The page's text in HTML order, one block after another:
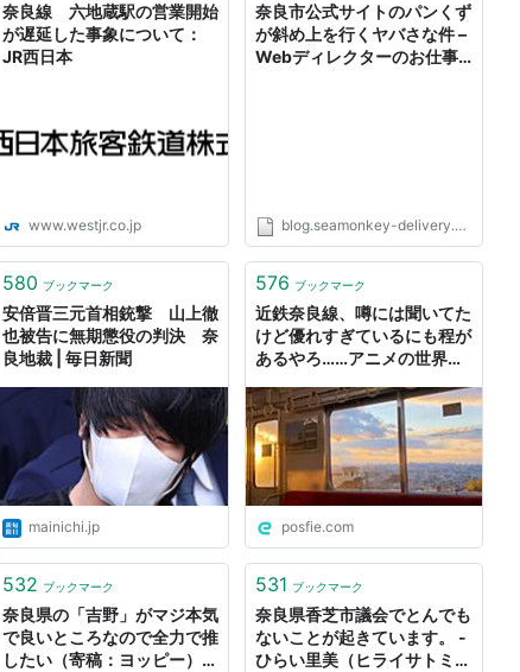
奈良線 六地蔵駅の営業開始
が遅延した事象について：
JR西日本
www.westjr.co.jp
奈良市公式サイトのパンくず
が斜め上を行くヤバさな件 –
Webディレクターのお仕事
blog.seamonkey-delivery.com
580 ブックマーク
安倍晋三元首相銃撃 山上徹
也被告に無期懲役の判決 奈
良地裁 | 毎日新聞
mainichi.jp
576 ブックマーク
近鉄奈良線、噂には聞いてた
けど優れすぎているにも程が
あるやろ……アニメの世界だ
posfie.com
532 ブックマーク
奈良県の「吉野」がマジ本気
で良いところなので全力で推
したい（寄稿：ヨッピー）｜
531 ブックマーク
奈良県香芝市議会でとんでも
ないことが起きています。 -
ひらい里美（ヒライサトミ）